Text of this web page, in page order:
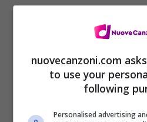
I can’t write one song
Can’t drink without
Is it too late to tell you
nuovecanzoni.com
to use your
following
Personalised advertising